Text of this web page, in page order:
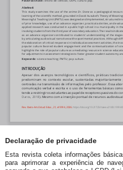
Declaração de privacidade
Esta revista coleta informações
para aprimorar a experiência de